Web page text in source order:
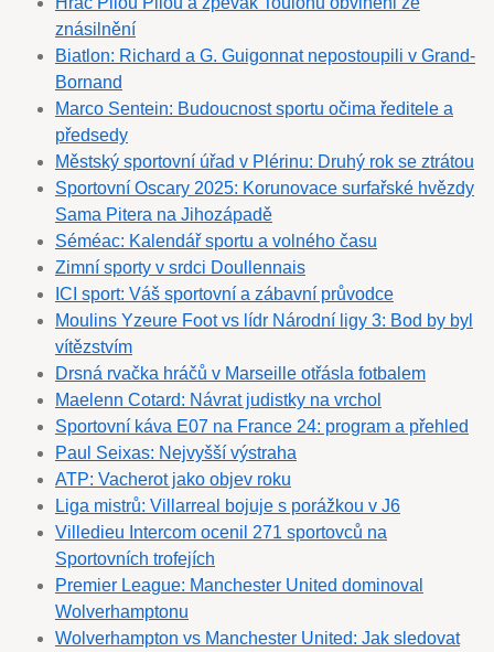
znásilnění
Biatlon: Richard a G. Guigonnat nepostoupili v Grand-
Bornand
Marco Sentein: Budoucnost sportu očima ředitele a
předsedy
Městský sportovní úřad v Plérinu: Druhý rok se ztrátou
Sportovní Oscary 2025: Korunovace surfařské hvězdy
Sama Pitera na Jihozápadě
Séméac: Kalendář sportu a volného času
Zimní sporty v srdci Doullennais
ICI sport: Váš sportovní a zábavní průvodce
Moulins Yzeure Foot vs lídr Národní ligy 3: Bod by byl
vítězstvím
Drsná rvačka hráčů v Marseille otřásla fotbalem
Maelenn Cotard: Návrat judistky na vrchol
Sportovní káva E07 na France 24: program a přehled
Paul Seixas: Nejvyšší výstraha
ATP: Vacherot jako objev roku
Liga mistrů: Villarreal bojuje s porážkou v J6
Villedieu Intercom ocenil 271 sportovců na
Sportovních trofejích
Premier League: Manchester United dominoval
Wolverhamptonu
Wolverhampton vs Manchester United: Jak sledovat